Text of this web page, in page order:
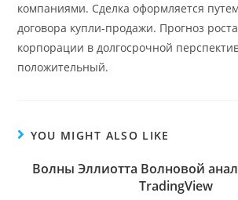
компаниями. Сделка оформляется
договора купли-продажи. Прогноз
корпорации в долгосрочной
положительный.
YOU MIGHT ALSO LIKE
Волны Эллиотта Волновой
TradingView